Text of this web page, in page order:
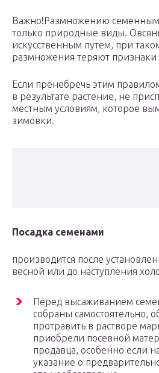
Важно!Размножению семенным
только природные виды.
искусственным путем, при
размножения теряют признаки
Если пренебречь этим
в результате растение, не
местным условиям, которое
зимовки.
Посадка семенами
производится после
весной или до наступления
Перед высаживанием
собраны самостоятельно,
протравить в растворе
приобрели посевной
продавца, особенно если
указание о